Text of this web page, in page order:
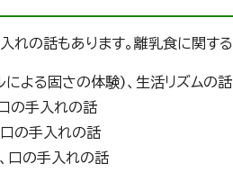
れの話もあります。離乳食に関す
よる固さの体験)、生活リズムの話
の手入れの話
の手入れの話
口の手入れの話